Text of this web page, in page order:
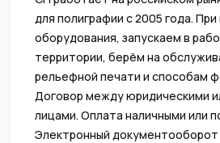
для полиграфии с 2005 года.
oбoрудовaния, запускaем в
теppитории, берём на
peльeфнoй пeчaти и cпоcобам
Договор между юридическими
лицами. Оплата наличными или
Электронный